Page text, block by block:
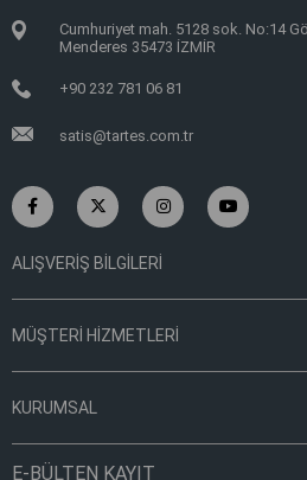
Cumhuriyet mah. 5128 sok. No:14
Menderes 35473 İZMİR
+90 232 781 06 81
satis@tartes.com.tr
ALIŞVERİŞ BİLGİLERİ
MÜŞTERİ HİZMETLERİ
KURUMSAL
E-BÜLTEN KAYIT